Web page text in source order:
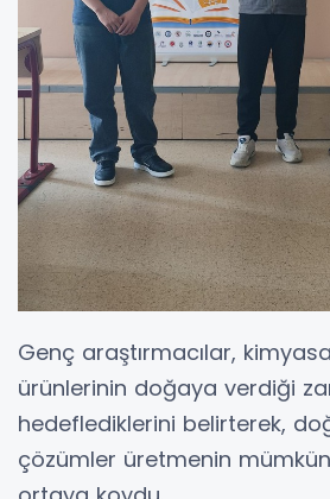
Genç araştırmacılar,
ürünlerinin doğaya verdiği
hedeflediklerini belirterek,
çözümler üretmenin